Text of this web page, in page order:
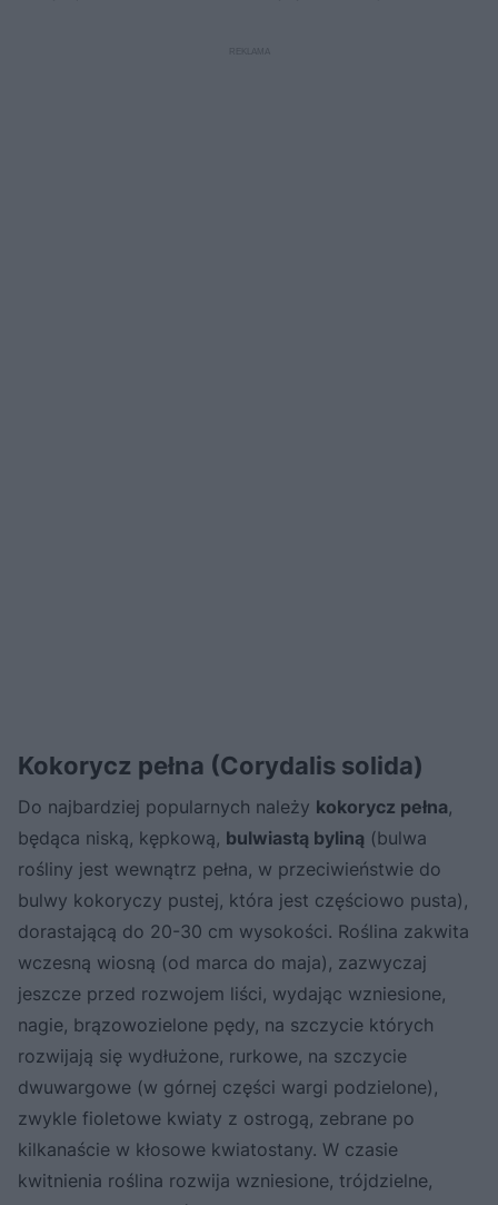
Kokorycz pełna (Corydalis solida)
Do najbardziej popularnych należy kokorycz pełna,
będąca niską, kępkową, bulwiastą byliną (bulwa
rośliny jest wewnątrz pełna, w przeciwieństwie do
bulwy kokoryczy pustej, która jest częściowo pusta),
dorastającą do 20-30 cm wysokości. Roślina zakwita
wczesną wiosną (od marca do maja), zazwyczaj
jeszcze przed rozwojem liści, wydając wzniesione,
nagie, brązowozielone pędy, na szczycie których
rozwijają się wydłużone, rurkowe, na szczycie
dwuwargowe (w górnej części wargi podzielone),
zwykle fioletowe kwiaty z ostrogą, zebrane po
kilkanaście w kłosowe kwiatostany. W czasie
kwitnienia roślina rozwija wzniesione, trójdzielne,